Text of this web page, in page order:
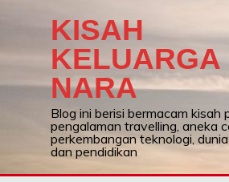
KISAH
KELUARGA
NARA
Blog ini berisi bermacam kisah
pengalaman travelling, aneka
perkembangan teknologi,
dan pendidikan